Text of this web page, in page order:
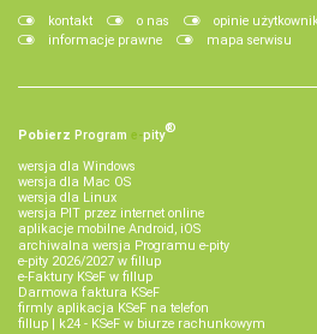
kontakt o nas opinie
informacje prawne
mapa serwisu
Pobierz Program e‑pity®
wersja dla Windows
wersja dla Mac OS
wersja dla Linux
wersja PIT przez internet online
aplikacje mobilne Android, iOS
archiwalna wersja Programu e-pity
e-pity 2026/2027 w fillup
e‑Faktury KSeF w fillup
Darmowa faktura KSeF
firmly aplikacja KSeF na telefon
fillup | k24 - KSeF w biurze rachunkowym